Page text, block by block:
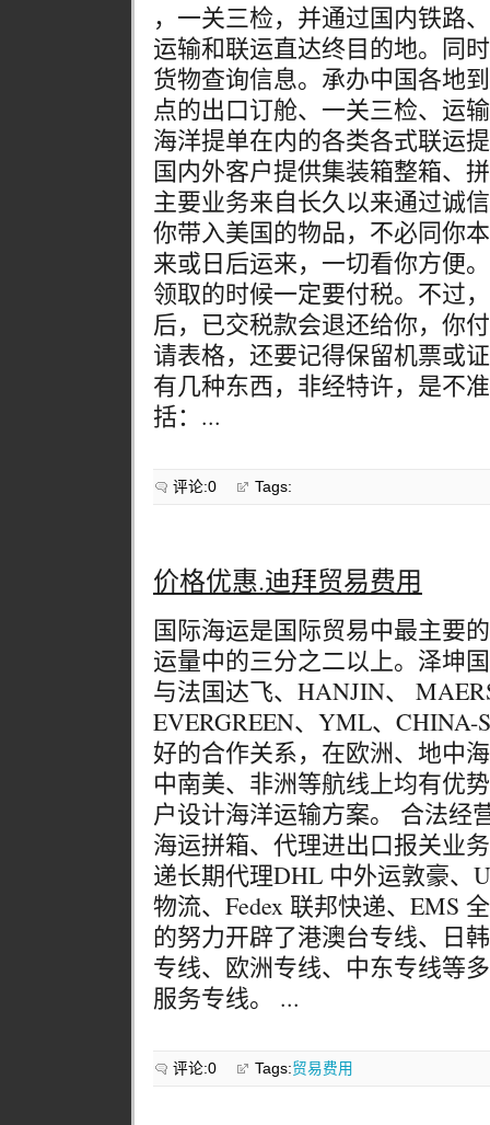
，一关三检，并通过国内铁路
运输和联运直达终目的地。同
货物查询信息。承办中国各地
点的出口订舱、一关三检、运
海洋提单在内的各类各式联运
国内外客户提供集装箱整箱、
主要业务来自长久以来通过诚
你带入美国的物品，不必同你
来或日后运来，一切看你方便
领取的时候一定要付税。不过
后，已交税款会退还给你，你
请表格，还要记得保留机票或
有几种东西，非经特许，是不
括：...
评论:0 Tags:
价格优惠.迪拜贸易费用
国际海运是国际贸易中最主要
运量中的三分之二以上。泽坤
与法国达飞、HANJIN、
EVERGREEN、YML、CHINA-
好的合作关系，在欧洲、地中
中南美、非洲等航线上均有优
户设计海洋运输方案。 合法经
海运拼箱、代理进出口报关业
递长期代理DHL 中外运敦豪、
物流、Fedex 联邦快递、EMS
的努力开辟了港澳台专线、日
专线、欧洲专线、中东专线等
服务专线。 ...
评论:0 Tags:贸易费用